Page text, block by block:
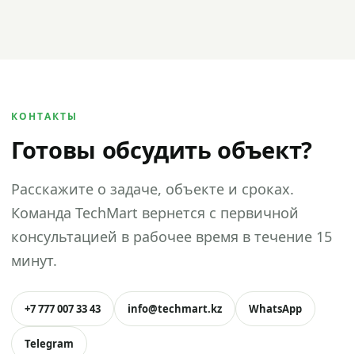
КОНТАКТЫ
Готовы обсудить объект?
Расскажите о задаче, объекте и сроках.
Команда TechMart вернется с первичной
консультацией в рабочее время в течение 15
минут.
+7 777 007 33 43 info@techmart.kz WhatsApp
Telegram